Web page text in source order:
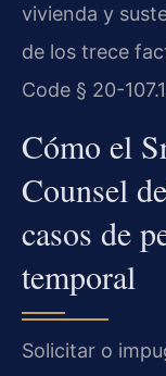
vivienda y
de los trece
Code § 20-
Cómo el
Counsel
casos de
temporal
Solicitar o